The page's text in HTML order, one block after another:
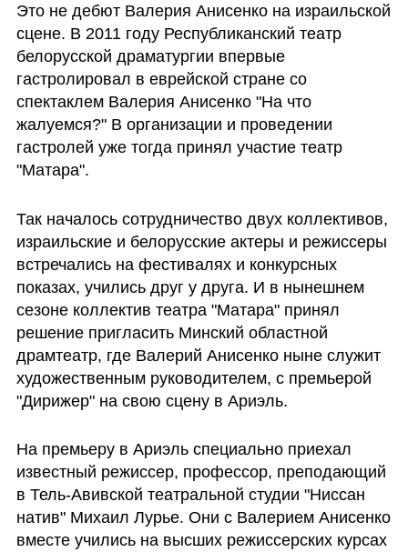
Это не дебют Валерия Анисенко на израильской
сцене. В 2011 году Республиканский театр
белорусской драматургии впервые
гастролировал в еврейской стране со
спектаклем Валерия Анисенко "На что
жалуемся?" В организации и проведении
гастролей уже тогда принял участие театр
"Матара".
Так началось сотрудничество двух коллективов,
израильские и белорусские актеры и режиссеры
встречались на фестивалях и конкурсных
показах, учились друг у друга. И в нынешнем
сезоне коллектив театра "Матара" принял
решение пригласить Минский областной
драмтеатр, где Валерий Анисенко ныне служит
художественным руководителем, с премьерой
"Дирижер" на свою сцену в Ариэль.
На премьеру в Ариэль специально приехал
известный режиссер, профессор, преподающий
в Тель-Авивской театральной студии "Ниссан
натив" Михаил Лурье. Они с Валерием Анисенко
вместе учились на высших режиссерских курсах